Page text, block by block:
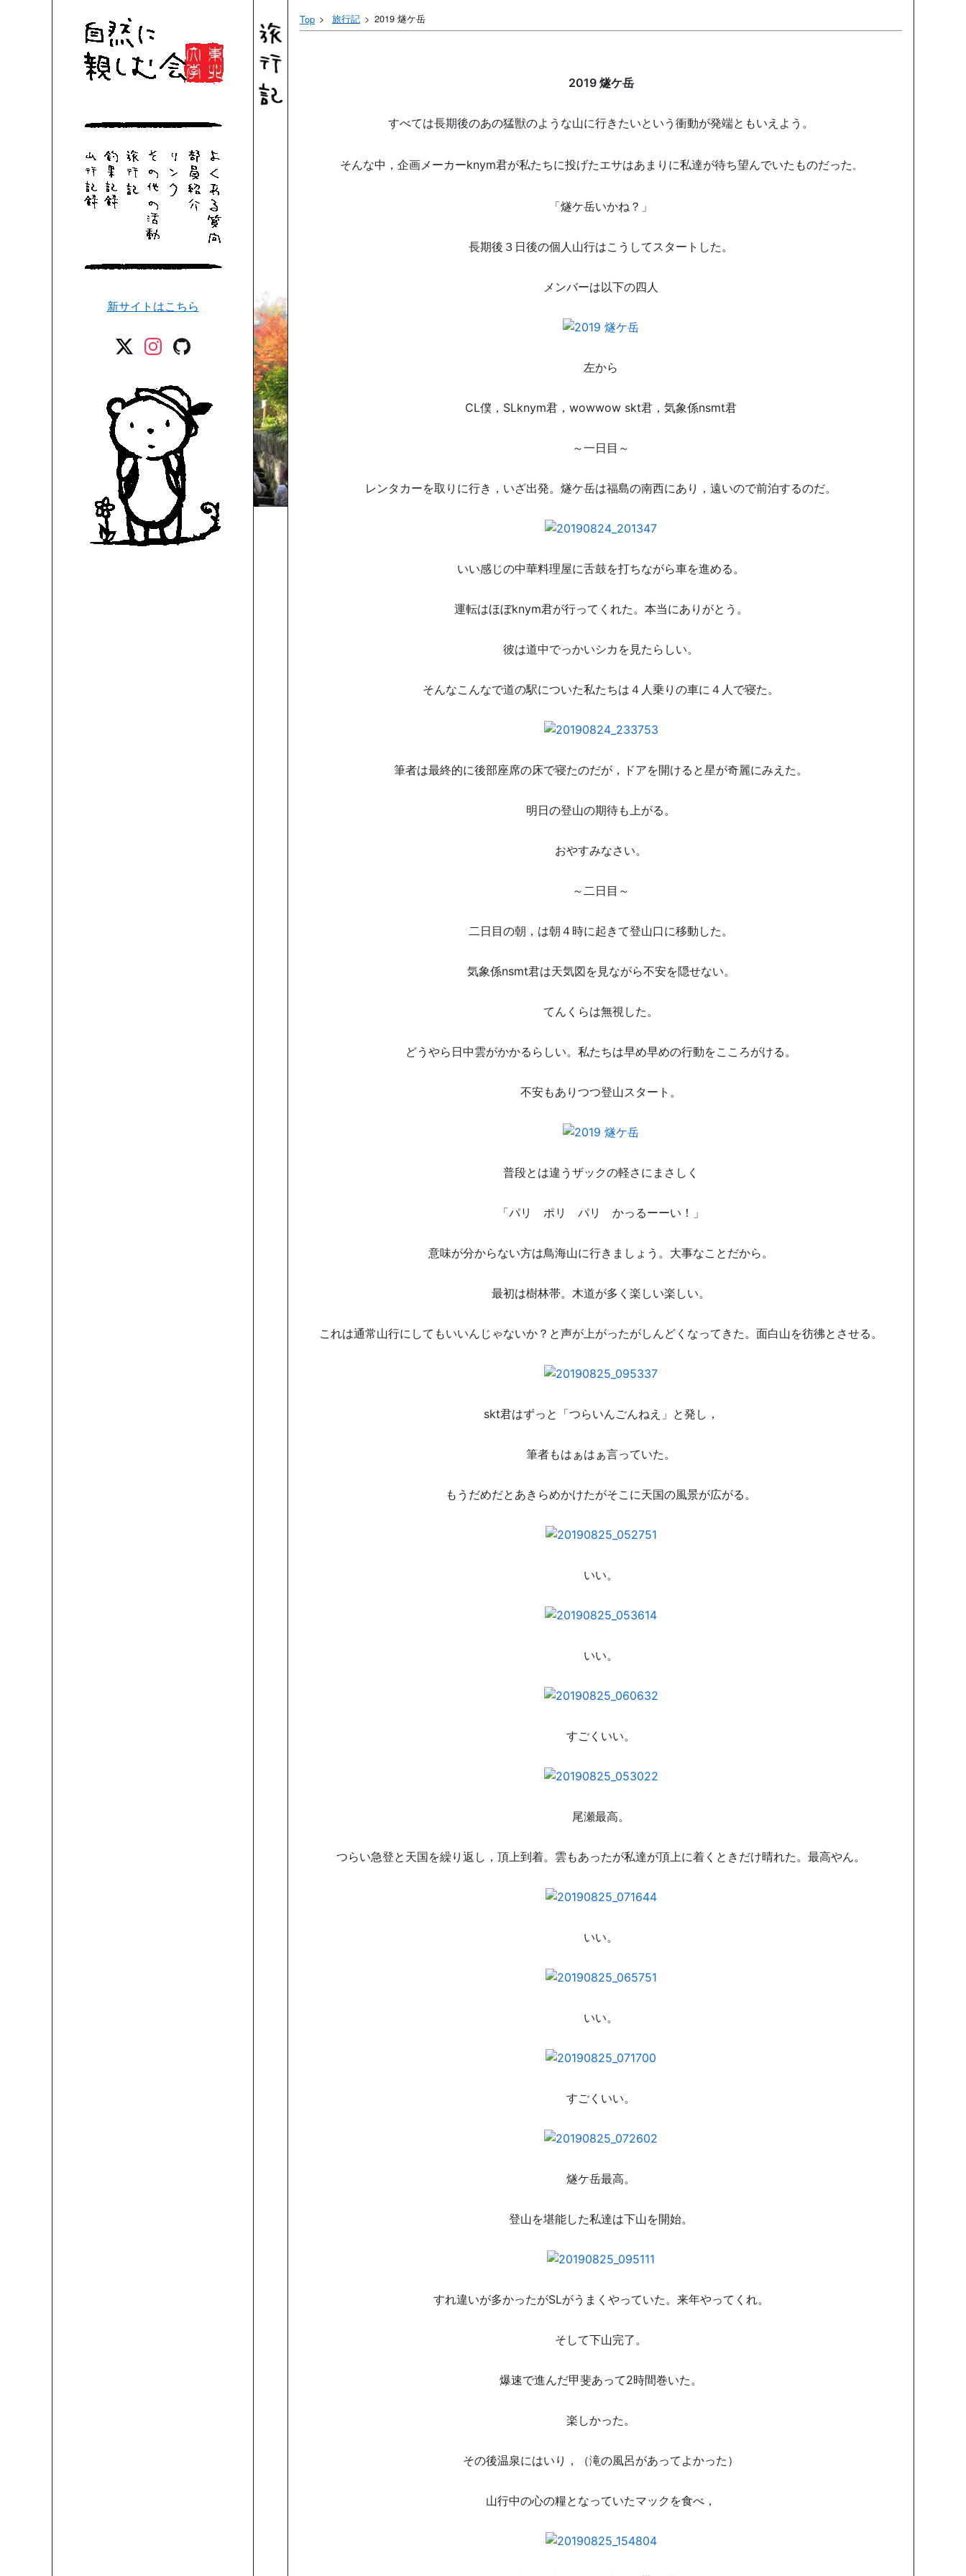
新サイトはこちら
Top 旅行記 2019 燧ケ岳
2019 燧ケ岳
すべては長期後のあの猛獣のような山に行きたいという衝動が発端ともいえよう。
そんな中，企画メーカーknym君が私たちに投げたエサはあまりに私達が待ち望んでいたものだった 。
「燧ケ岳いかね？」
長期後３日後の個人山行はこうしてスタートした。
メンバーは以下の四人
左から
CL僕，SLknym君，wowwow skt君 ， 気象係nsmt君
～一日目～
レンタカーを取りに行き，いざ出発。燧ケ岳は福島の南西にあり，遠いので前泊するのだ。
いい感じの中華料理屋に舌鼓を打ちながら車を進める。
運転はほぼknym君が行ってくれた。本当にありがとう。
彼は道中でっかいシカを見たらしい。
そんなこんなで道の駅についた私たちは４人乗りの車に４人で寝た。
筆者は最終的に後部座席の床で寝たのだが，ドアを開けると星が奇麗にみえた。
明日の登山の期待も上がる。
おやすみなさい。
～二日目～
二日目の朝，は朝４時に起きて登山口に移動した。
気象係nsmt君は天気図を見ながら不安を隠せない。
てんくらは無視した。
どうやら日中雲がかかるらしい。私たちは早め早めの行動をこころがける。
不安もありつつ登山スタート。
普段とは違うザックの軽さにまさしく
「パリ ポリ パリ かっるーーい！」
意味が分からない方は鳥海山に行きましょう。大事なことだから。
最初は樹林帯。木道が多く楽しい楽しい。
これは通常山行にしてもいいんじゃないか？と声が上がったがしんどくなってきた。面白山を彷彿とさせる。
skt君はずっと「つらいんごんねえ」と発し，
筆者もはぁはぁ言っていた。
もうだめだとあきらめかけたがそこに天国の風景が広がる。
いい。
いい。
すごくいい。
尾瀬最高。
つらい急登と天国を繰り返し，頂上到着。雲もあったが私達が頂上に着くときだけ晴れた。最高やん。
いい。
いい。
すごくいい。
燧ケ岳最高。
登山を堪能した私達は下山を開始。
すれ違いが多かったがSLがうまくやっていた。来年やってくれ。
そして下山完了。
爆速で進んだ甲斐あって2時間巻いた。
楽しかった。
その後温泉にはいり，（滝の風呂があってよかった）
山行中の心の糧となっていたマックを食べ，